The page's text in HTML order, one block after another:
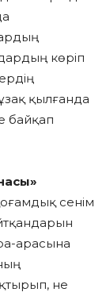
көріп
қылғанда
байқап
сенім
арасына
не